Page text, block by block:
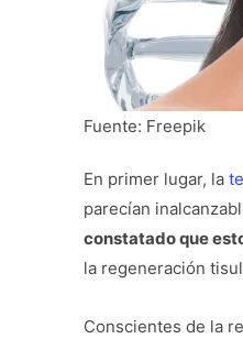
Fuente: Freepik
En primer lugar, la
parecían
constatado que
la regeneración
Conscientes de la